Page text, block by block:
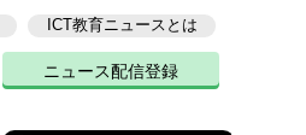
ICT教育ニュースとは
ニュース配信登録